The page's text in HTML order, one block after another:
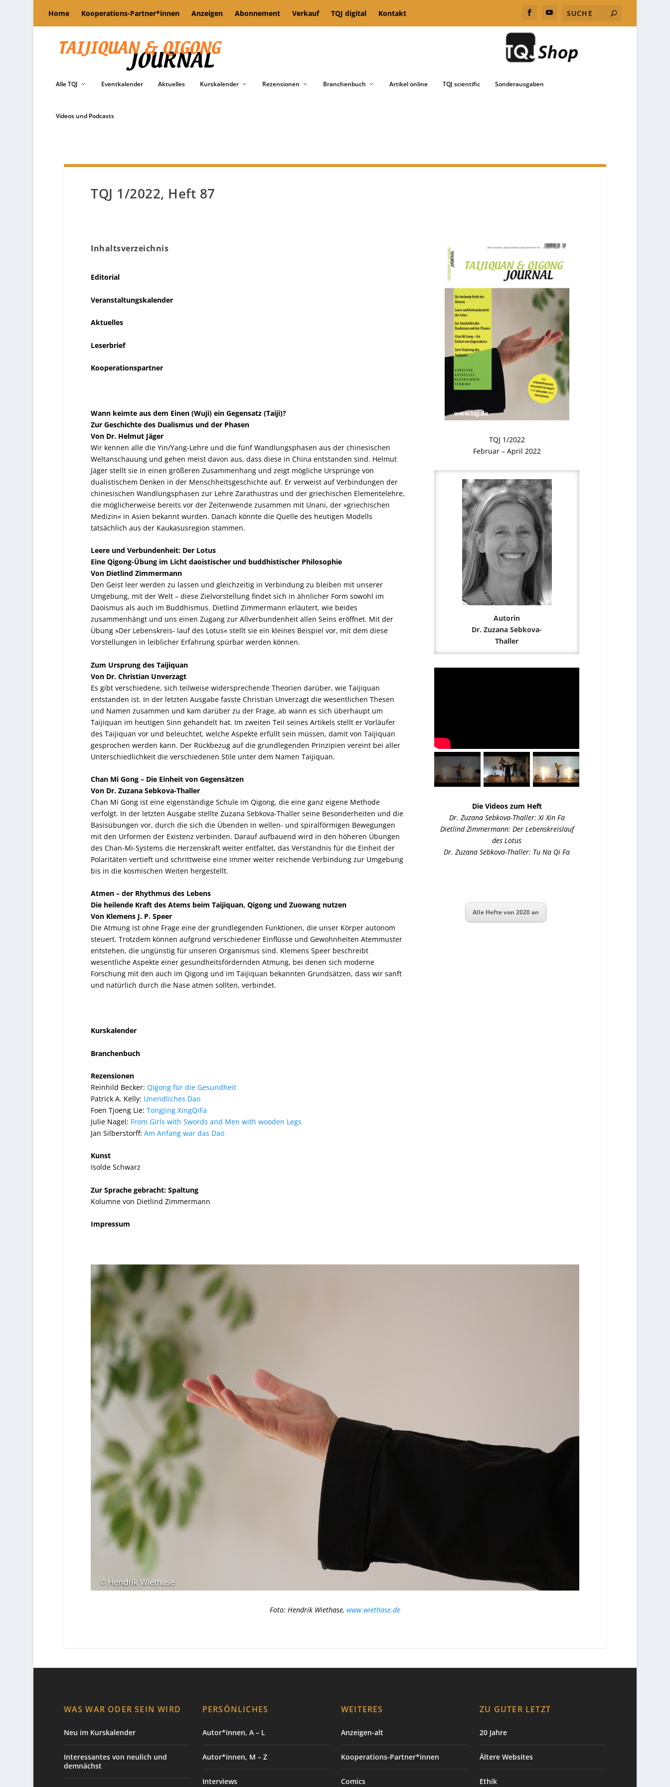
Home Kooperations-Partner*innen Anzeigen Abonnement Verkauf TQJ digital Kontakt
Alle TQJ Eventkalender Aktuelles Kurskalender Rezensionen Branchenbuch Artikel online TQJ scientific Sonderausgaben
Videos und Podcasts
TQJ 1/2022, Heft 87
Inhaltsverzeichnis
Editorial
Veranstaltungskalender
Aktuelles
Leserbrief
Kooperationspartner
Wann keimte aus dem Einen (Wuji) ein Gegensatz (Taiji)?
Zur Geschichte des Dualismus und der Phasen
Von Dr. Helmut Jäger
Wir kennen alle die Yin/Yang-Lehre und die fünf Wandlungsphasen aus der chinesischen
Weltanschauung und gehen meist davon aus, dass diese in China entstanden sind. Helmut
Jäger stellt sie in einen größeren Zusammenhang und zeigt mögliche Ursprünge von
dualistischem Denken in der Menschheitsgeschichte auf. Er verweist auf Verbindungen der
chinesischen Wandlungsphasen zur Lehre Zarathustras und der griechischen Elementelehre,
die möglicherweise bereits vor der Zeitenwende zusammen mit Unani, der »griechischen
Medizin« in Asien bekannt wurden. Danach könnte die Quelle des heutigen Modells
tatsächlich aus der Kaukasusregion stammen.
Leere und Verbundenheit: Der Lotus
Eine Qigong-Übung im Licht daoistischer und buddhistischer Philosophie
Von Dietlind Zimmermann
Den Geist leer werden zu lassen und gleichzeitig in Verbindung zu bleiben mit unserer
Umgebung, mit der Welt – diese Zielvorstellung findet sich in ähnlicher Form sowohl im
Daoismus als auch im Buddhismus. Dietlind Zimmermann erläutert, wie beides
zusammenhängt und uns einen Zugang zur Allverbundenheit allen Seins eröffnet. Mit der
Übung »Der Lebenskreis- lauf des Lotus« stellt sie ein kleines Beispiel vor, mit dem diese
Vorstellungen in leiblicher Erfahrung spürbar werden können.
Zum Ursprung des Taijiquan
Von Dr. Christian Unverzagt
Es gibt verschiedene, sich teilweise widersprechende Theorien darüber, wie Taijiquan
entstanden ist. In der letzten Ausgabe fasste Christian Unverzagt die wesentlichen Thesen
und Namen zusammen und kam darüber zu der Frage, ab wann es sich überhaupt um
Taijiquan im heutigen Sinn gehandelt hat. Im zweiten Teil seines Artikels stellt er Vorläufer
des Taijiquan vor und beleuchtet, welche Aspekte erfüllt sein müssen, damit von Taijiquan
gesprochen werden kann. Der Rückbezug auf die grundlegenden Prinzipien vereint bei aller
Unterschiedlichkeit die verschiedenen Stile unter dem Namen Taijiquan.
Chan Mi Gong – Die Einheit von Gegensätzen
Von Dr. Zuzana Sebkova-Thaller
Chan Mi Gong ist eine eigenständige Schule im Qigong, die eine ganz eigene Methode
verfolgt. In der letzten Ausgabe stellte Zuzana Sebkova-Thaller seine Besonderheiten und die
Basisübungen vor, durch die sich die Übenden in wellen- und spiralförmigen Bewegungen
mit den Urformen der Existenz verbinden. Darauf aufbauend wird in den höheren Übungen
des Chan-Mi-Systems die Herzenskraft weiter entfaltet, das Verständnis für die Einheit der
Polaritäten vertieft und schrittweise eine immer weiter reichende Verbindung zur Umgebung
bis in die kosmischen Weiten hergestellt.
Atmen – der Rhythmus des Lebens
Die heilende Kraft des Atems beim Taijiquan, Qigong und Zuowang nutzen
Von Klemens J. P. Speer
Die Atmung ist ohne Frage eine der grundlegenden Funktionen, die unser Körper autonom
steuert. Trotzdem können aufgrund verschiedener Einflüsse und Gewohnheiten Atemmuster
entstehen, die ungünstig für unseren Organismus sind. Klemens Speer beschreibt
wesentliche Aspekte einer gesundheitsfördernden Atmung, bei denen sich moderne
Forschung mit den auch im Qigong und im Taijiquan bekannten Grundsätzen, dass wir sanft
und natürlich durch die Nase atmen sollten, verbindet.
Kurskalender
Branchenbuch
Rezensionen
Reinhild Becker:Qigong für die Gesundheit
Patrick A. Kelly: Unendliches Dao
Foen Tjoeng Lie:TongJing XingQiFa
Julie Nagel: From Girls with Swords and Men with wooden Legs
Jan Silberstorff:Am Anfang war das Dao
Kunst
Isolde Schwarz
Zur Sprache gebracht: Spaltung
Kolumne von Dietlind Zimmermann
Impressum
TQJ 1/2022
Februar – April 2022
Autorin
Dr. Zuzana Sebkova-
Thaller
Die Videos zum Heft
Dr. Zuzana Sebkova-Thaller: Xi Xin Fa
Dietlind Zimmermann: Der Lebenskreislauf
des Lotus
Dr. Zuzana Sebkova-Thaller: Tu Na Qi Fa
Alle Hefte von 2020 an
Foto: Hendrik Wiethase, www.wiethase.de
WAS WAR ODER SEIN WIRD
Neu im Kurskalender
Interessantes von neulich und
demnächst
PERSÖNLICHES
Autor*innen, A – L
Autor*innen, M – Z
Interviews
WEITERES
Anzeigen-alt
Kooperations-Partner*innen
Comics
ZU GUTER LETZT
20 Jahre
Ältere Websites
Ethik